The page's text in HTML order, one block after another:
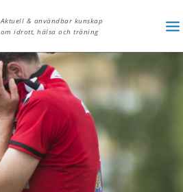
Aktuell & användbar kunskap
om idrott, hälsa och träning